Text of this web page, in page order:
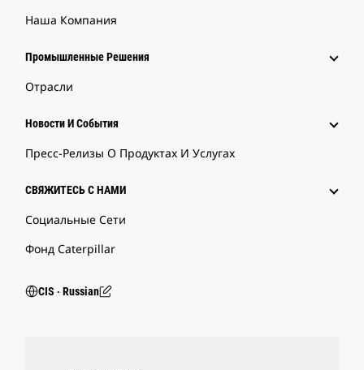
Наша Компания
Промышленные Решения
Отрасли
Новости И События
Пресс-Релизы О Продуктах И Услугах
СВЯЖИТЕСЬ С НАМИ
Социальные Сети
Фонд Caterpillar
CIS ‧ Russian